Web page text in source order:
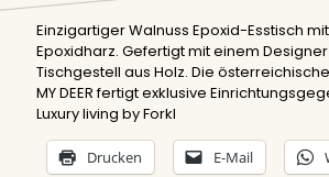
Einzigartiger Walnuss Epoxid-Esstisch
Epoxidharz. Gefertigt mit einem
Tischgestell aus Holz. Die
MY DEER fertigt exklusive
Luxury living by Forkl
Drucken E-Mail